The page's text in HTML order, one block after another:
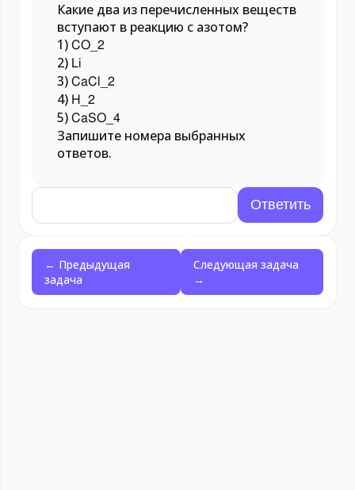
Какие два из перечисленных веществ
вступают в реакцию с азотом?
1)CO_2
2) Li
3)CaCl_2
4) H_2
5)CaSO_4
Запишите номера выбранных
ответов.
← Предыдущая
задача
Следующая задача
→